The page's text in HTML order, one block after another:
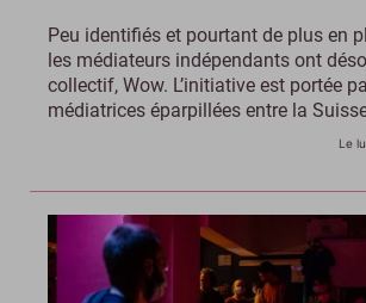
Peu identifiés et pourtant de plus en
les médiateurs indépendants ont
collectif, Wow. L’initiative est portée
médiatrices éparpillées entre la
Le